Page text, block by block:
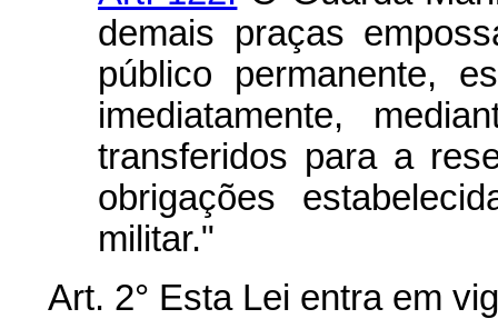
demais praças
público permanente,
imediatamente,
transferidos para a
obrigações
militar."
Art. 2° Esta Lei entra em